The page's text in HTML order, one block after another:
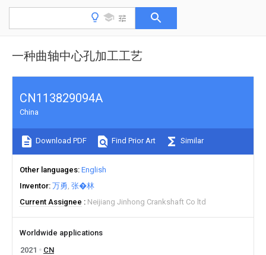
一种曲轴中心孔加工工艺
CN113829094A
China
Download PDF Find Prior Art Similar
Other languages English
Inventor 万勇 张�林
Current Assignee
Neijiang Jinhong Crankshaft Co ltd
Worldwide applications
2021
CN